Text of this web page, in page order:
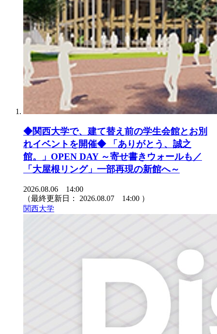
◆関西大学で、建て替え前の学生会館とお別
れイベントを開催◆ 「ありがとう、誠之
館。」OPEN DAY ～寄せ書きウォールも／
「大屋根リング」一部再現の新館へ～
2026.08.06 14:00
（最終更新日： 2026.08.07 14:00 ）
関西大学